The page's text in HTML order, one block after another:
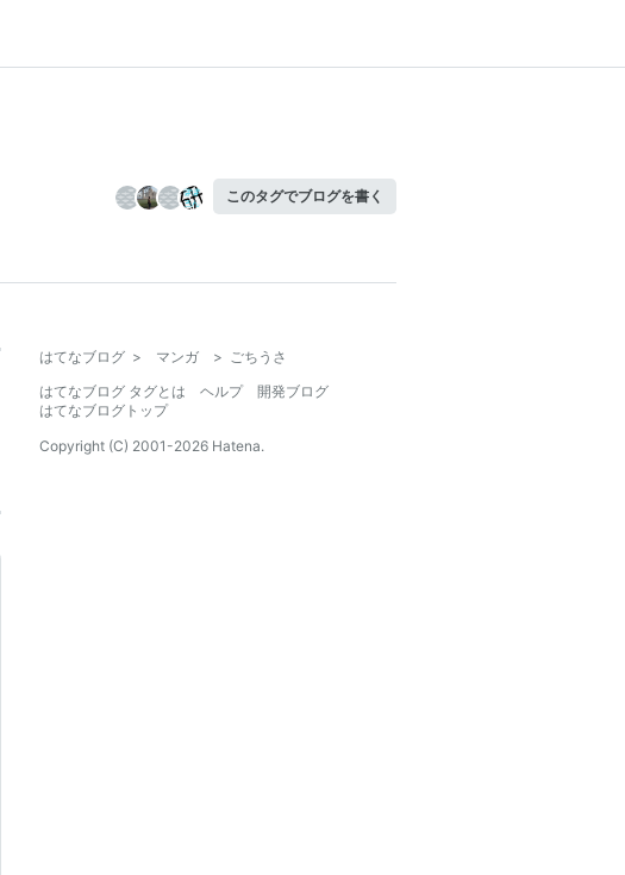
このタグでブログを書く
はてなブログ > マンガ > ごちうさ
はてなブログ タグとは
ヘルプ
開発ブログ
はてなブログトップ
Copyright (C) 2001-2026 Hatena.